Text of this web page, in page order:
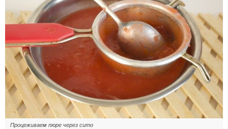
Процеживаем пюре через сито